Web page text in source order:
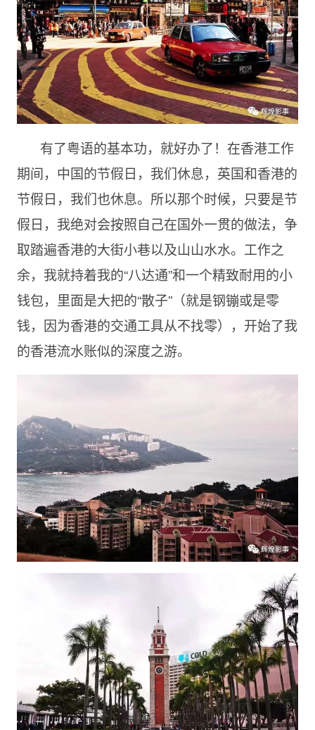
有了粤语的基本功，就好办了！在香港工作
期间，中国的节假日，我们休息，英国和香港的
节假日，我们也休息。所以那个时候，只要是节
假日，我绝对会按照自己在国外一贯的做法，争
取踏遍香港的大街小巷以及山山水水。工作之
余，我就持着我的“八达通”和一个精致耐用的小
钱包，里面是大把的“散子”（就是钢镚或是零
钱，因为香港的交通工具从不找零），开始了我
的香港流水账似的深度之游。